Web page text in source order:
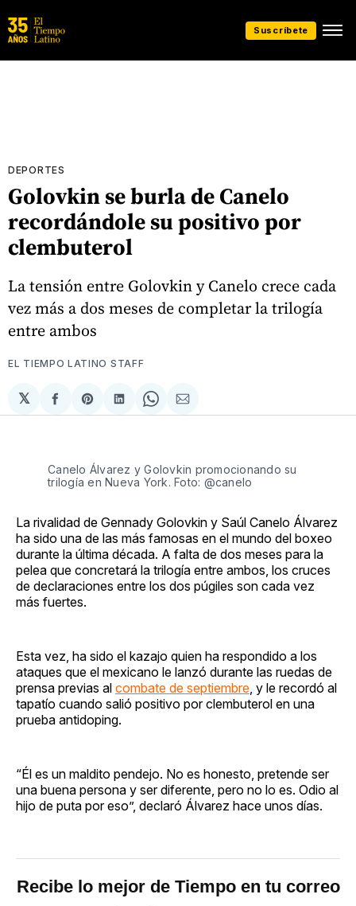
Suscríbete
DEPORTES
Golovkin se burla de Canelo
recordándole su positivo por
clembuterol
La tensión entre Golovkin y Canelo crece cada
vez más a dos meses de completar la trilogía
entre ambos
EL TIEMPO LATINO STAFF
𝕏
Compartir
en
Share
on
Compartir
en
Share
on
Compartir
via
Canelo Álvarez y Golovkin promocionando su
trilogía en Nueva York. Foto: @canelo
La rivalidad de Gennady Golovkin y Saúl Canelo Álvarez
ha sido una de las más famosas en el mundo del boxeo
durante la última década. A falta de dos meses para la
pelea que concretará la trilogía entre ambos, los cruces
de declaraciones entre los dos púgiles son cada vez
más fuertes.
Esta vez, ha sido el kazajo quien ha respondido a los
ataques que el mexicano le lanzó durante las ruedas de
prensa previas al combate de septiembre , y le recordó al
tapatío cuando salió positivo por clembuterol en una
prueba antidoping.
“Él es un maldito pendejo. No es honesto, pretende ser
una buena persona y ser diferente, pero no lo es. Odio al
hijo de puta por eso”, declaró Álvarez hace unos días.
Recibe lo mejor de Tiempo en tu correo